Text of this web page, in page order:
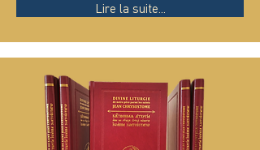
Lire la suite...